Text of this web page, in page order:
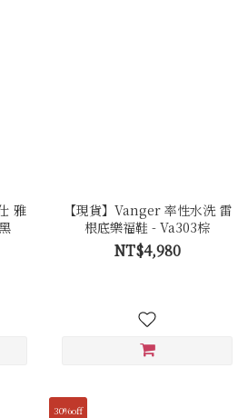
雅
【現貨】Vanger 率性水洗 雷
根底樂福鞋 - Va303棕
NT$4,980
30%off